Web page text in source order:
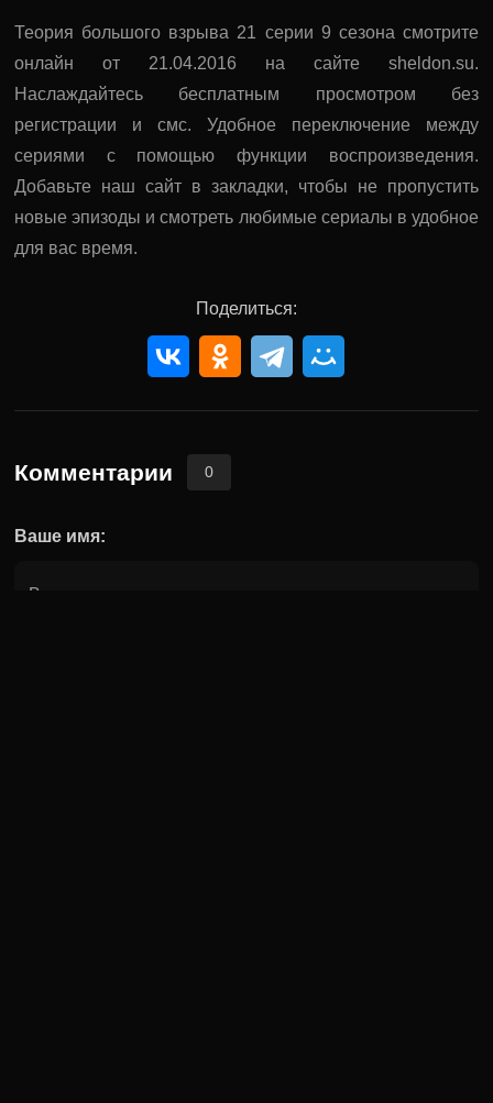
Теория большого взрыва 21 серии 9 сезона смотрите
онлайн от 21.04.2016 на сайте sheldon.su.
Наслаждайтесь бесплатным просмотром без
регистрации и смс. Удобное переключение между
сериями с помощью функции воспроизведения.
Добавьте наш сайт в закладки, чтобы не пропустить
новые эпизоды и смотреть любимые сериалы в удобное
для вас время.
Поделиться:
Комментарии 0
Ваше имя: